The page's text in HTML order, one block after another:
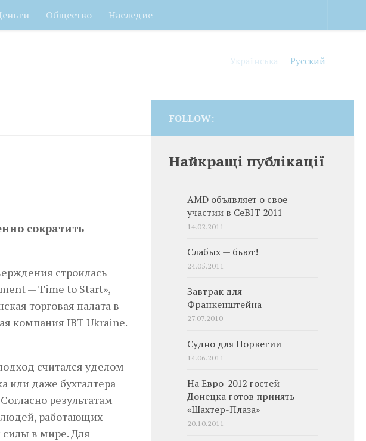
Общество Наследие
Українська Русский
сократить
строилась
— Time to Start»,
торговая палата в
компания IBT Ukraine.
считался уделом
или даже бухгалтера
результатам
людей, работающих
силы в мире. Для
FOLLOW:
Найкращі публікації
AMD объявляет о свое
участии в CeBIT 2011
14.02.2011
Слабых — бьют!
24.05.2011
Завтрак для
Франкенштейна
27.07.2010
Судно для Норвегии
14.06.2011
На Евро-2012 гостей
Донецка готов принять
«Шахтер-Плаза»
20.10.2011